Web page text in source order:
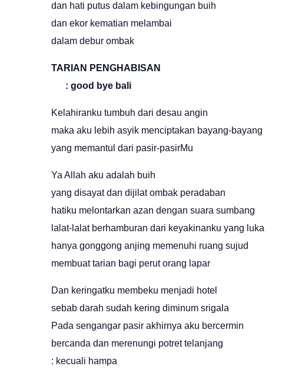
dan hati putus dalam kebingungan buih
dan ekor kematian melambai
dalam debur ombak
TARIAN PENGHABISAN
: good bye bali
Kelahiranku tumbuh dari desau angin
maka aku lebih asyik menciptakan bayang-bayang
yang memantul dari pasir-pasirMu
Ya Allah aku adalah buih
yang disayat dan dijilat ombak peradaban
hatiku melontarkan azan dengan suara sumbang
lalat-lalat berhamburan dari keyakinanku yang luka
hanya gonggong anjing memenuhi ruang sujud
membuat tarian bagi perut orang lapar
Dan keringatku membeku menjadi hotel
sebab darah sudah kering diminum srigala
Pada sengangar pasir akhirnya aku bercermin
bercanda dan merenungi potret telanjang
: kecuali hampa